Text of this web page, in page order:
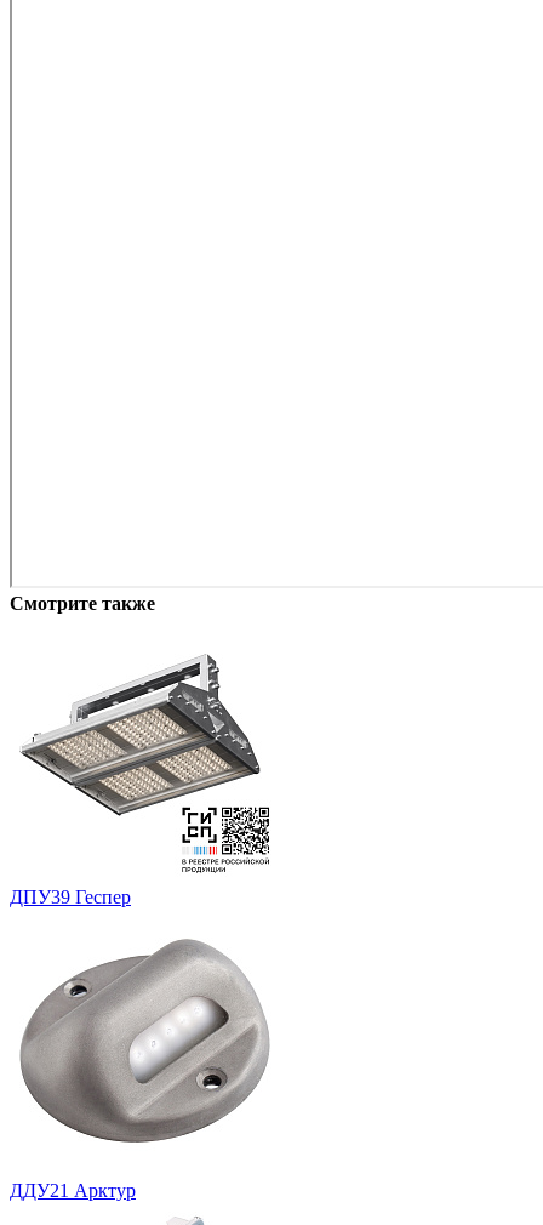
Смотрите также
ДПУ39 Геспер
ДДУ21 Арктур